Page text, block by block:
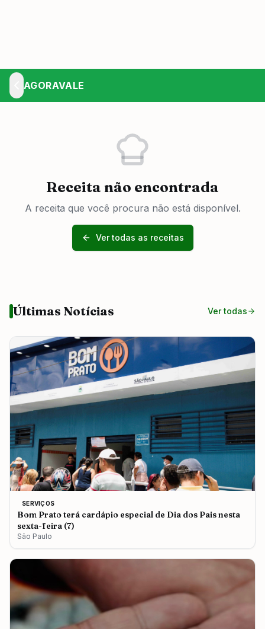
AGORAVALE
Receita não encontrada
A receita que você procura não está disponível.
Ver todas as receitas
Últimas Notícias Ver todas
SERVIÇOS
Bom Prato terá cardápio especial de Dia dos Pais nesta
sexta-feira (7)
São Paulo